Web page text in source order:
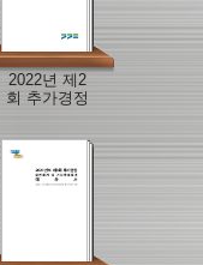
2022년 제2
회 추가경정